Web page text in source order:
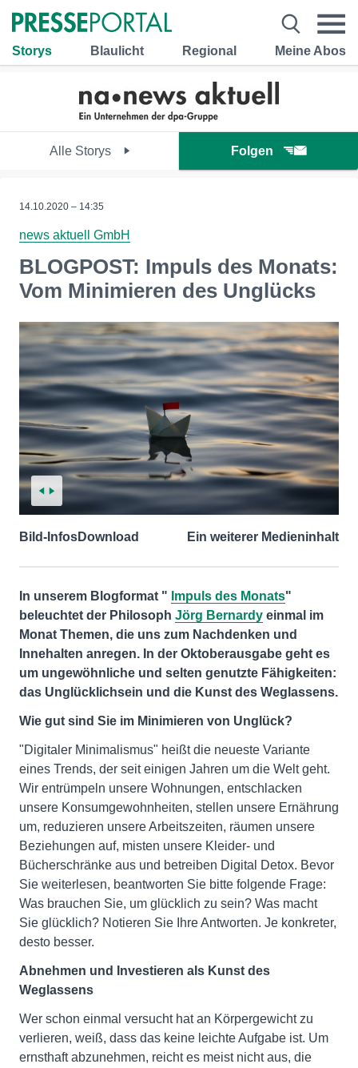
Storys Blaulicht Regional Meine Abos
Alle Storys Folgen
14.10.2020 – 14:35
news aktuell GmbH
BLOGPOST: Impuls des Monats:
Vom Minimieren des Unglücks
Bild-InfosDownload Ein weiterer Medieninhalt
In unserem Blogformat " Impuls des Monats"
beleuchtet der Philosoph Jörg Bernardy einmal im
Monat Themen, die uns zum Nachdenken und
Innehalten anregen. In der Oktoberausgabe geht es
um ungewöhnliche und selten genutzte Fähigkeiten:
das Unglücklichsein und die Kunst des Weglassens.
Wie gut sind Sie im Minimieren von Unglück?
"Digitaler Minimalismus" heißt die neueste Variante
eines Trends, der seit einigen Jahren um die Welt geht.
Wir entrümpeln unsere Wohnungen, entschlacken
unsere Konsumgewohnheiten, stellen unsere Ernährung
um, reduzieren unsere Arbeitszeiten, räumen unsere
Beziehungen auf, misten unsere Kleider- und
Bücherschränke aus und betreiben Digital Detox. Bevor
Sie weiterlesen, beantworten Sie bitte folgende Frage:
Was brauchen Sie, um glücklich zu sein? Was macht
Sie glücklich? Notieren Sie Ihre Antworten. Je konkreter,
desto besser.
Abnehmen und Investieren als Kunst des
Weglassens
Wer schon einmal versucht hat an Körpergewicht zu
verlieren, weiß, dass das keine leichte Aufgabe ist. Um
ernsthaft abzunehmen, reicht es meist nicht aus, die